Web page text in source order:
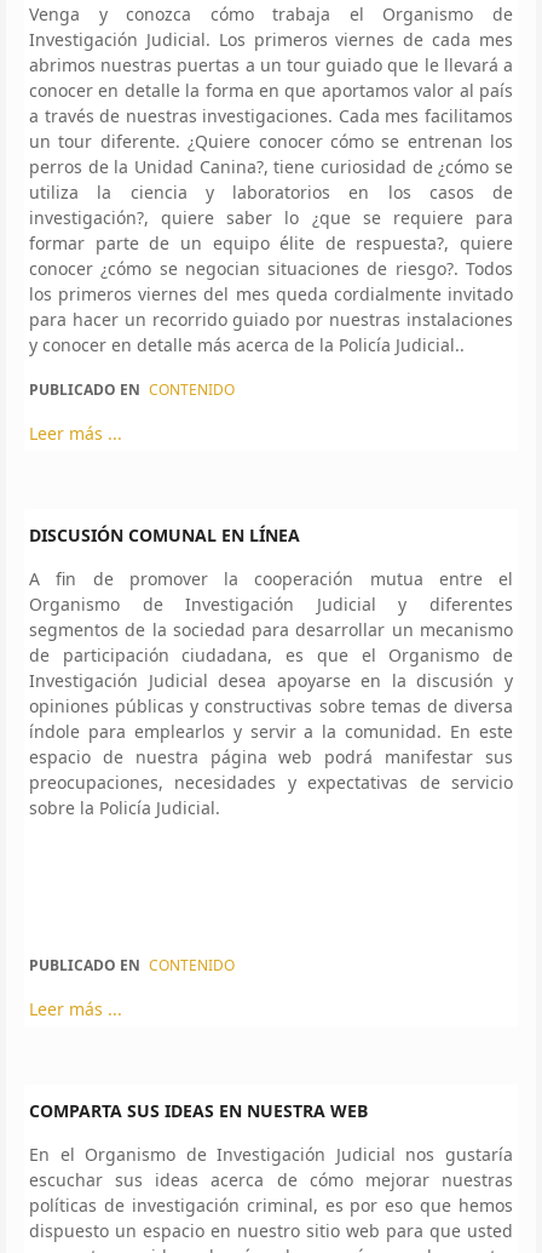
Venga y conozca cómo trabaja el Organismo de
Investigación Judicial. Los primeros viernes de cada mes
abrimos nuestras puertas a un tour guiado que le llevará a
conocer en detalle la forma en que aportamos valor al país
a través de nuestras investigaciones. Cada mes facilitamos
un tour diferente. ¿Quiere conocer cómo se entrenan los
perros de la Unidad Canina?, tiene curiosidad de ¿cómo se
utiliza la ciencia y laboratorios en los casos de
investigación?, quiere saber lo ¿que se requiere para
formar parte de un equipo élite de respuesta?, quiere
conocer ¿cómo se negocian situaciones de riesgo?. Todos
los primeros viernes del mes queda cordialmente invitado
para hacer un recorrido guiado por nuestras instalaciones
y conocer en detalle más acerca de la Policía Judicial..
PUBLICADO EN CONTENIDO
Leer más ...
DISCUSIÓN COMUNAL EN LÍNEA
A fin de promover la cooperación mutua entre el
Organismo de Investigación Judicial y diferentes
segmentos de la sociedad para desarrollar un mecanismo
de participación ciudadana, es que el Organismo de
Investigación Judicial desea apoyarse en la discusión y
opiniones públicas y constructivas sobre temas de diversa
índole para emplearlos y servir a la comunidad. En este
espacio de nuestra página web podrá manifestar sus
preocupaciones, necesidades y expectativas de servicio
sobre la Policía Judicial.
PUBLICADO EN CONTENIDO
Leer más ...
COMPARTA SUS IDEAS EN NUESTRA WEB
En el Organismo de Investigación Judicial nos gustaría
escuchar sus ideas acerca de cómo mejorar nuestras
políticas de investigación criminal, es por eso que hemos
dispuesto un espacio en nuestro sitio web para que usted